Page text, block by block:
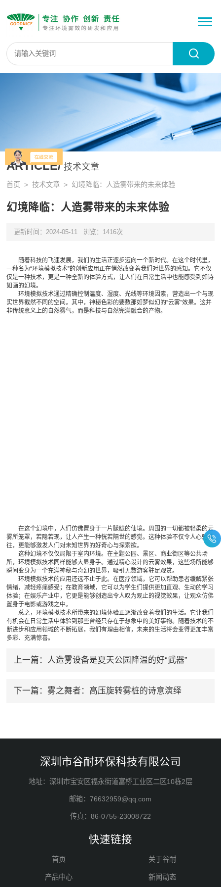
ARTICLE/技术文章
首页 >技术文章 > 幻境降临：人造雾带来的未来体验
幻境降临：人造雾带来的未来体验
更新时间：2024-05-11 浏览：1416次
随着科技的飞速发展，我们的生活正逐步迈向一个新时代。在这个时代里，
一种名为“环境模拟技术”的创新应用正在悄然改变着我们对世界的感知。它不仅
仅是一种技术，更是一种全新的体验方式，让人们在日常生活中也能感受到如诗
如画的幻境。
环境模拟技术通过精确控制温度、湿度、光线等环境因素，营造出一个与现
实世界截然不同的空间。其中，神秘色彩的要数那如梦似幻的“云雾”效果。这并
非传统意义上的自然雾气，而是科技与自然完满融合的产物。
在这个幻境中，人们仿佛置身于一片朦胧的仙境。周围的一切都被轻柔的云
雾所笼罩，若隐若现，让人产生一种恍若隔世的感觉。这种体验不仅令人心驰神
往，更能够激发人们对未知世界的好奇心与探索欲。
这种幻境不仅仅局限于室内环境。在主题公园、景区、商业街区等公共场
所，环境模拟技术同样能够大显身手。通过精心设计的云雾效果，这些场所能够
瞬间变身为一个充满神秘与奇幻的世界，吸引无数游客驻足观赏。
环境模拟技术的应用还远不止于此。在医疗领域，它可以帮助患者缓解紧张
情绪，减轻疼痛感受；在教育领域，它可以为学生们提供更加直观、生动的学习
体验；在娱乐产业中，它更是能够创造出令人叹为观止的视觉效果，让观众仿佛
置身于电影或游戏之中。
总之，环境模拟技术所带来的幻境体验正逐渐改变着我们的生活。它让我们
有机会在日常生活中体验到那些曾经只存在于想象中的美好事物。随着技术的不
断进步和应用领域的不断拓展，我们有理由相信，未来的生活将会变得更加丰富
多彩、充满惊喜。
上一篇： 人造雾设备是夏天公园降温的好“武器”
下一篇： 雾之舞者：高压旋转雾桩的诗意演绎
深圳市谷耐环保科技有限公司
地址：深圳市宝安区福永街道富桥工业区二区10栋2层
邮箱：76632959@qq.com
传真：86-0755-23008722
快速链接
首页 关于谷耐
产品中心 新闻动态